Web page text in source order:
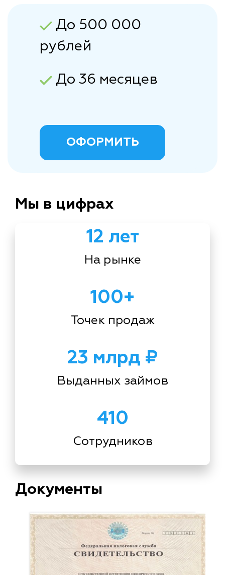
До 500 000
рублей
До 36 месяцев
ОФОРМИТЬ
Мы в цифрах
12 лет
На рынке
100+
Точек продаж
23 млрд ₽
Выданных займов
410
Сотрудников
Документы